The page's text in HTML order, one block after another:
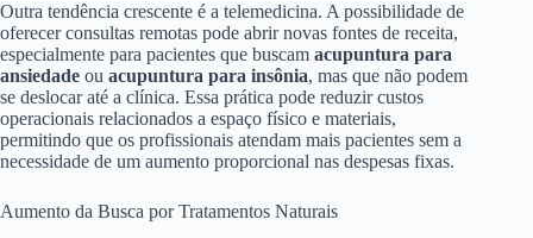
Outra tendência crescente é a telemedicina. A possibilidade de
oferecer consultas remotas pode abrir novas fontes de receita,
especialmente para pacientes que buscam acupuntura para
ansiedade ou acupuntura para insônia, mas que não podem
se deslocar até a clínica. Essa prática pode reduzir custos
operacionais relacionados a espaço físico e materiais,
permitindo que os profissionais atendam mais pacientes sem a
necessidade de um aumento proporcional nas despesas fixas.
Aumento da Busca por Tratamentos Naturais